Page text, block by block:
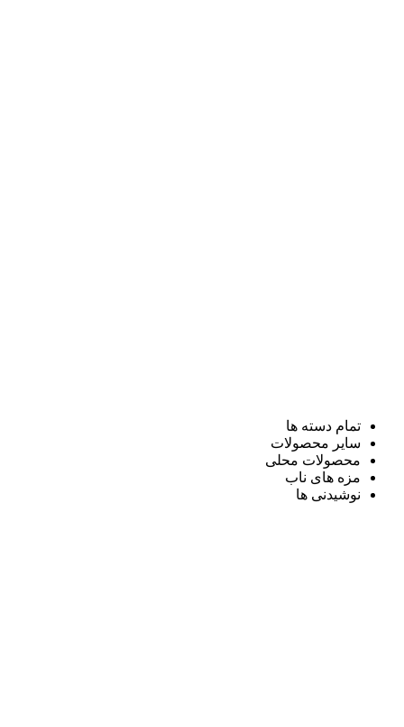
تمام دسته ها
سایر محصولات
محصولات محلی
مزه های ناب
نوشیدنی ها